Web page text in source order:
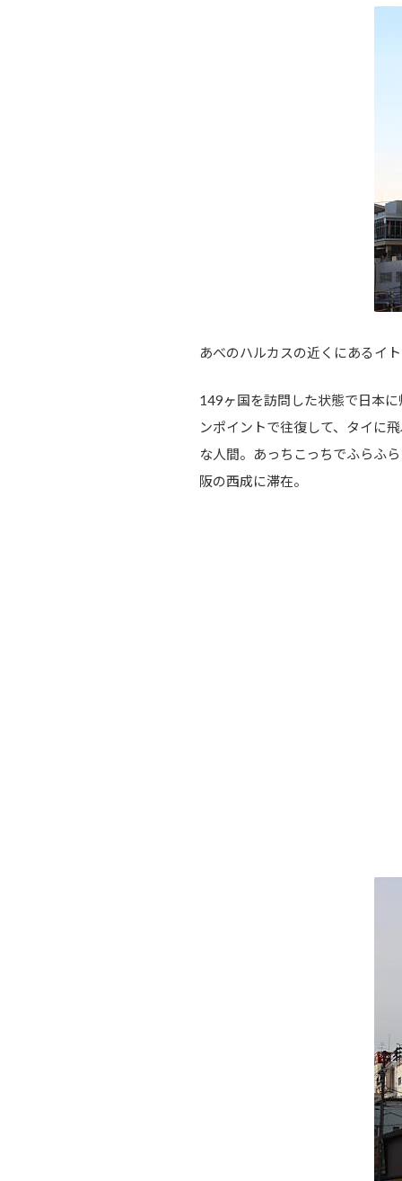
あべのハルカスの近くにあるイ
149ヶ国を訪問した状態で日本
ンポイントで往復して、タイに
な人間。あっちこっちでふらふ
阪の西成に滞在。